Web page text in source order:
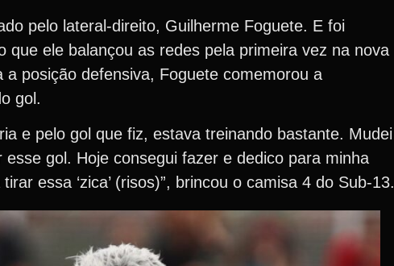
pelo lateral-direito, Guilherme Foguete. E foi
que ele balançou as redes pela primeira vez na nova
posição defensiva, Foguete comemorou a
gol.
e pelo gol que fiz, estava treinando bastante. Mudei
gol. Hoje consegui fazer e dedico para minha
essa ‘zica’ (risos)”, brincou o camisa 4 do Sub-13.